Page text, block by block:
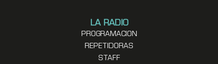
LA RADIO
PROGRAMACION
REPETIDORAS
STAFF